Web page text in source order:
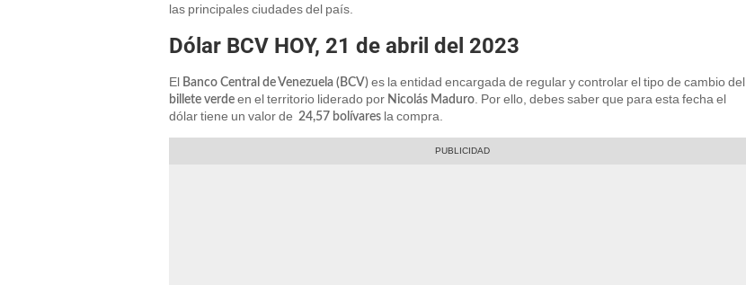
las principales ciudades del país.
Dólar BCV HOY, 21 de abril del 2023
El Banco Central de Venezuela (BCV) es la entidad encargada de regular y controlar el tipo de cambio del
billete verde en el territorio liderado por Nicolás Maduro. Por ello, debes saber que para esta fecha el
dólar tiene un valor de 24,57 bolívares la compra.